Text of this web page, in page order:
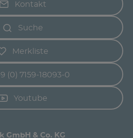
Kontakt
Suche
Merkliste
(0) 7159-18093-0
Youtube
GmbH & Co. KG